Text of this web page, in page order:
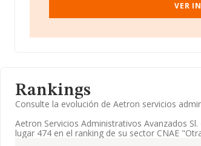
VER
Rankings
Consulte la evolución de Aetron servicios
Aetron Servicios Administrativos Avanzados
lugar 474 en el ranking de su sector CNAE